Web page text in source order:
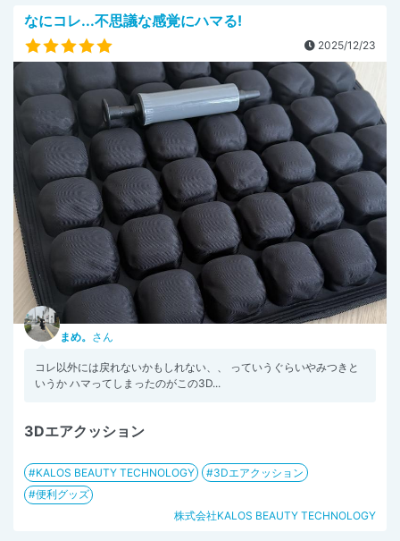
なにコレ...不思議な感覚にハマる!
2025/12/23
まめ。 さん
コレ以外には戻れないかもしれない、、 っていうぐらいやみつきと
いうか ハマってしまったのがこの3D...
3Dエアクッション
KALOS BEAUTY TECHNOLOGY
3Dエアクッション
便利グッズ
株式会社KALOS BEAUTY TECHNOLOGY